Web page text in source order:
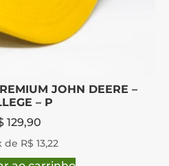
JOHN DEERE –
– P
129,90
de R$ 13,22